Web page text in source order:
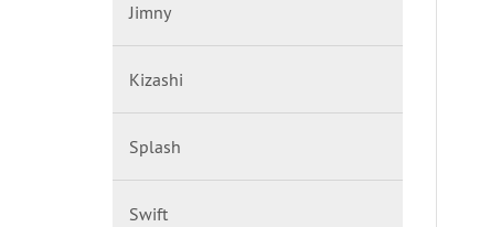
Jimny
Kizashi
Splash
Swift